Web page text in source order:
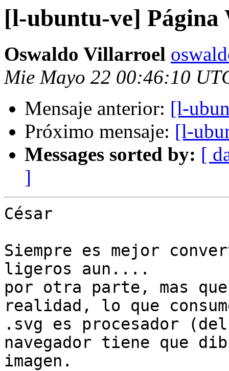
[l-ubuntu-ve] Página
Oswaldo Villarroel
Mie Mayo 22 00:46:10
Mensaje anterior: [l-
Próximo mensaje: [l-
Messages sorted by: [
]
César
Siempre es mejor
ligeros aun....
por otra parte, mas
realidad, lo que
.svg es procesador
navegador tiene que
imagen.